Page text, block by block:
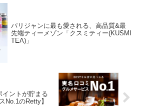
パリジャンに最も愛される、高品質&最
先端ティーメゾン「クスミティー(KUSMI
TEA)」
イントが貯まる
No.1のRetty】